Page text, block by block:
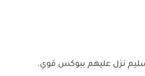
نزل عليهم ببوكس قوي.